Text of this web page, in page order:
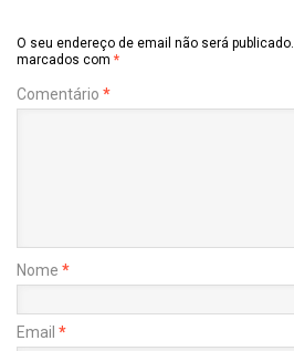
O seu endereço de email não será publicado.
marcados com *
Comentário *
Nome *
Email *